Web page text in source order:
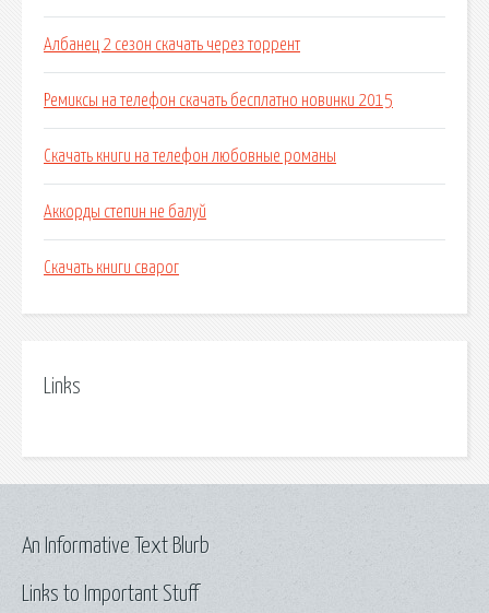
Албанец 2 сезон скачать через торрент
Ремиксы на телефон скачать бесплатно новинки 2015
Скачать книги на телефон любовные романы
Аккорды степин не балуй
Скачать книги сварог
Links
Links to Important Stuff
An Informative Text Blurb